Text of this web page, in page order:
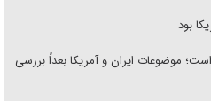
بود
موضوعات ایران و آمریکا بعداً بررسی